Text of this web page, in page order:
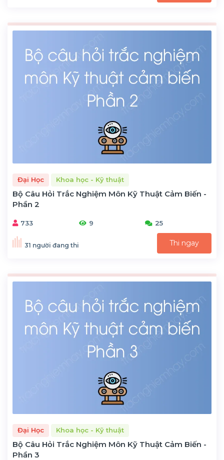
Đại Học Khoa học - Kỹ thuật
Bộ Câu Hỏi Trắc Nghiệm Môn Kỹ Thuật Cảm Biến -
Phần 2
733 9 25
31 người đang thi Thi ngay
Đại Học Khoa học - Kỹ thuật
Bộ Câu Hỏi Trắc Nghiệm Môn Kỹ Thuật Cảm Biến -
Phần 3